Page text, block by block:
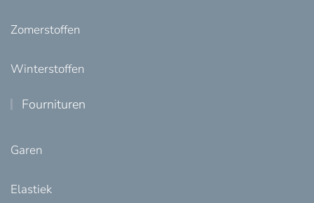
Zomerstoffen
Winterstoffen
Fournituren
Garen
Elastiek